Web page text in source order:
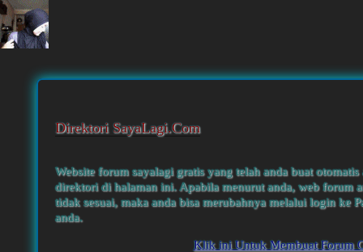
Direktori SayaLagi.Com
Website forum sayalagi gratis yang telah anda buat
direktori di halaman ini. Apabila menurut anda, web forum
tidak sesuai, maka anda bisa merubahnya melalui login ke
anda.
Klik ini Untuk Membuat Forum